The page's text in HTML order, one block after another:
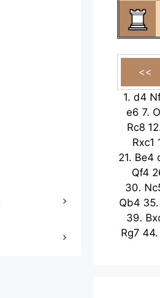
1. d4
e6 7.
Rc8
Rxc1
21. Be4
Qf4
30.
Qb4 35.
39.
Rg7 44.